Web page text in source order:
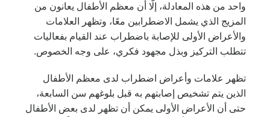
واحد من هذه المعادلة، إلّا أن معظم الأطفال يعانون من
المزيج الذي يشمل الاضطرابين معًا، وتظهر العلامات
والأعراض الأولى للإصابة باضطراب عند القيام بفعاليات
تتطلب التركيز وبذل مجهود فكري، على وجه الخصوص.
تظهر علامات وأعراض اضطراب لدى معظم الأطفال
الذين يتم تشخيص إصابتهم به قبل بلوغهم سن السابعة،
حتى أن الأعراض الأولى يمكن أن تظهر لدى بعض الأطفال